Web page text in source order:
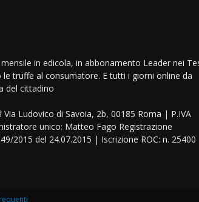
mensile in edicola, in abbonamento Leader nei
truffe al consumatore. E tutti i giorni online da
del cittadino
Ludovico di Savoia, 2b, 00185 Roma | P.IVA
unico: Matteo Fago Registrazione
2015 del 24.07.2015 | Iscrizione ROC: n. 25400